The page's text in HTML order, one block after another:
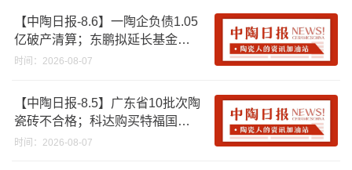
【中陶日报-8.6】一陶企负债1.05
亿破产清算；东鹏拟延长基金投
资期限；工信部开展建陶行业能
时间：2026-08-07
【中陶日报-8.5】广东省10批次陶
瓷砖不合格；科达购买特福国际
股份申请未通过；蒙娜丽莎5千万
时间：2026-08-07